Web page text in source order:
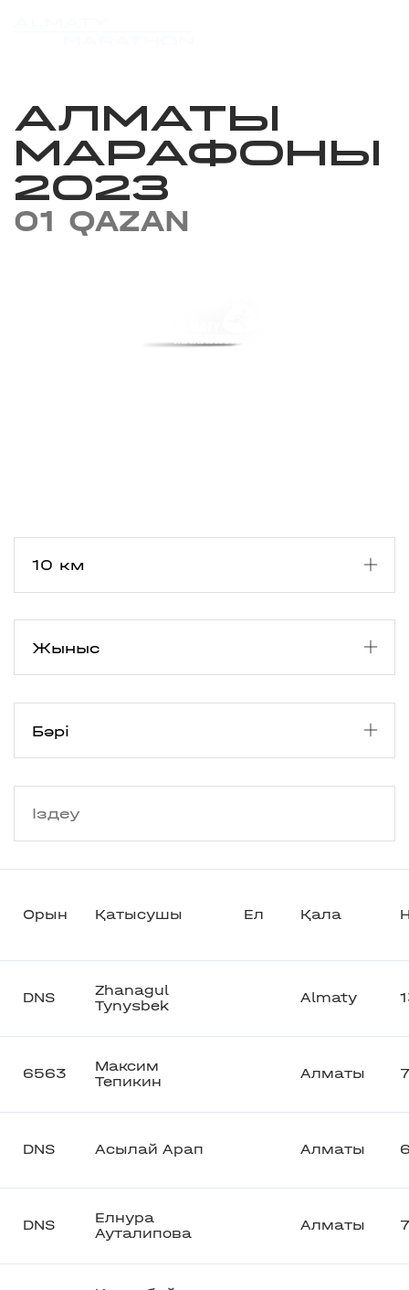
АЛМАТЫ
МАРАФОНЫ
2023
01 QAZAN
Орын Қатысушы Ел Қала
DNS
Zhanagul
Tynysbek
Almaty
6563
Максим
Тепикин
Алматы
DNS Асылай Арап Алматы
DNS
Елнура
Ауталипова
Алматы